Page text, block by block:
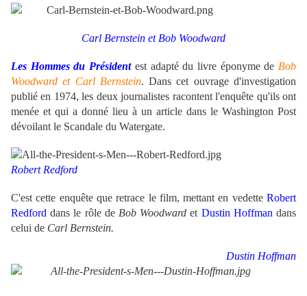
Carl Bernstein et Bob Woodward
Les Hommes du Présidentest adapté du livre éponyme de Bob
Woodward et Carl Bernstein. Dans cet ouvrage d'investigation
publié en 1974, les deux journalistes racontent l'enquête qu'ils ont
menée et qui a donné lieu à un article dans le Washington Post
dévoilant le Scandale du Watergate.
Robert Redford
C'est cette enquête que retrace le film, mettant en vedette Robert
Redford dans le rôle de Bob Woodward et Dustin Hoffman dans
celui de Carl Bernstein.
Dustin Hoffman